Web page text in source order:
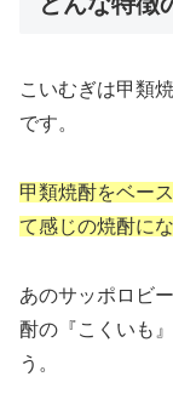
こいむぎは甲類
です。
甲類焼酎をベー
て感じの焼酎に
あのサッポロビ
酎の『こくいも
う。